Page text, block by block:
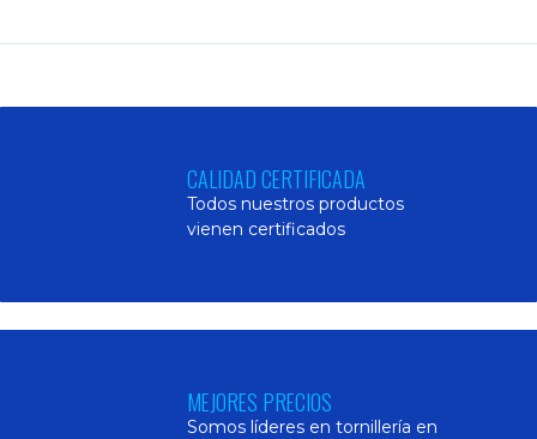
CALIDAD CERTIFICADA
Todos nuestros productos
vienen certificados
MEJORES PRECIOS
Somos líderes en tornillería en